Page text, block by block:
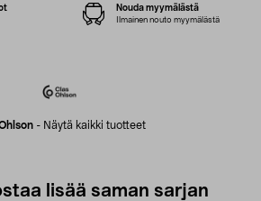
- Näytä kaikki tuotteet
Nouda myymälästä
Ilmainen nouto myymälästä
lisää saman sarjan